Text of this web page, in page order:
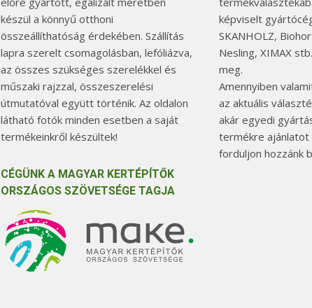
készül a könnyű otthoni
összeállíthatóság érdekében. Szállítás
lapra szerelt csomagolásban, lefóliázva,
az összes szükséges szerelékkel és
műszaki rajzzal, összeszerelési
útmutatóval együtt történik. Az oldalon
látható fotók minden esetben a saját
termékeinkről készültek!
CÉGÜNK A MAGYAR KERTÉPÍTŐK
ORSZÁGOS SZÖVETSÉGE TAGJA
képviselt
SKANHOLZ,
Nesling, XIMAX
meg.
Amennyiben
az aktuális
akár egyedi
termékre ajánlatot
forduljon hozzánk